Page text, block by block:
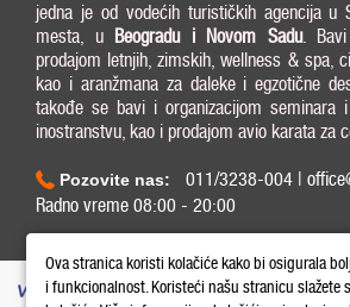
jedna je od vodećih turističkih agencija u
mesta, u Beogradu i Novom Sadu.
prodajom letnjih, zimskih, wellness & spa,
kao i aranžmana za daleke i egzotične
takođe se bavi i organizacijom seminara
inostranstvu, kao i prodajom avio karata za
Pozovite nas:
011/3238-004 |
Radno vreme 08:00 - 20:00
Ova stranica koristi kolačiće kako bi osigurala
i funkcionalnost. Koristeći našu stranicu slažete